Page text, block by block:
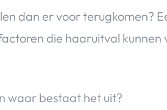
dan er voor terugkomen?
die haaruitval kunnen
waar bestaat het uit?